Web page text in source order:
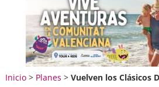
Inicio> Planes > Vuelven los Clásicos